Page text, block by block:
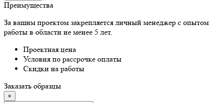
Преимущества
За вашим проектом закрепляется личный менеджер с опытом
работы в области не менее 5 лет.
Проектная цена
Условия по рассрочке оплаты
Скидки на работы
Заказать образцы
×